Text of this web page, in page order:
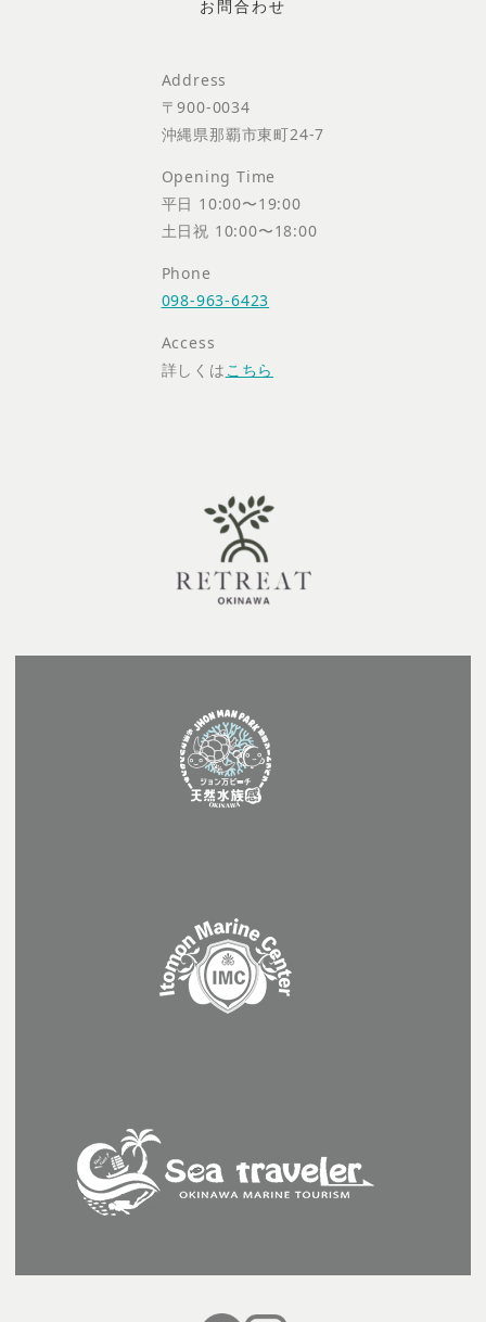
Address
〒900-0034
沖縄県那覇市東町24-7
Opening Time
平日 10:00〜19:00
土日祝 10:00〜18:00
Phone
098-963-6423
Access
詳しくは こちら